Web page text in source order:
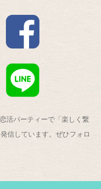
活パーティーで「楽しく繋
信しています。ぜひフォロ